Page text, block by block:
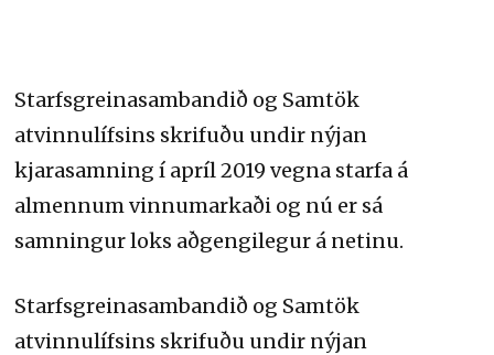
Starfsgreinasambandið og Samtök
atvinnulífsins skrifuðu undir nýjan
kjarasamning í apríl 2019 vegna starfa á
almennum vinnumarkaði og nú er sá
samningur loks aðgengilegur á netinu.
Starfsgreinasambandið og Samtök
atvinnulífsins skrifuðu undir nýjan